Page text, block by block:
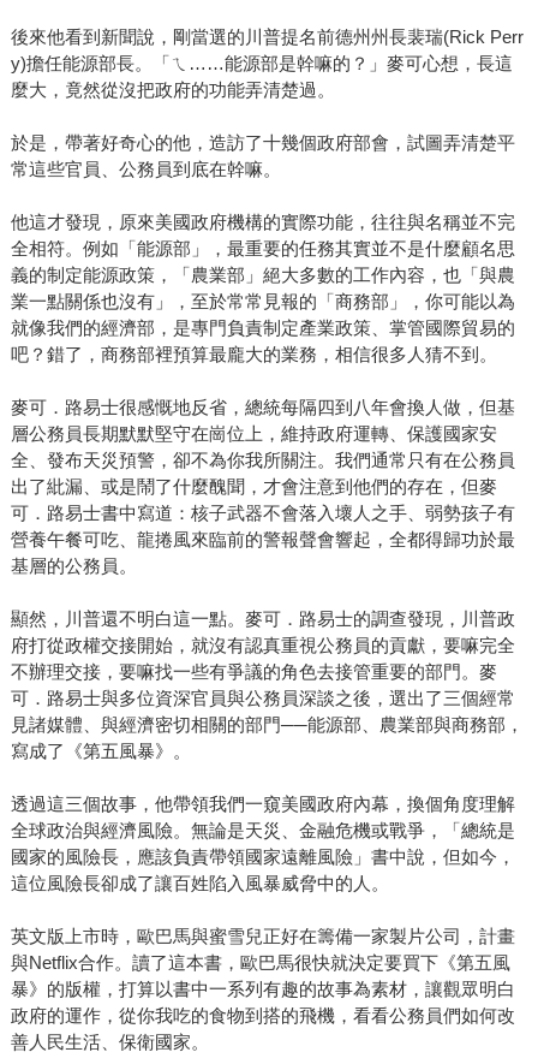
後來他看到新聞說，剛當選的川普提名前德州州長裴瑞(Rick Perr
y)擔任能源部長。「ㄟ……能源部是幹嘛的？」麥可心想，長這
麼大，竟然從沒把政府的功能弄清楚過。
於是，帶著好奇心的他，造訪了十幾個政府部會，試圖弄清楚平
常這些官員、公務員到底在幹嘛。
他這才發現，原來美國政府機構的實際功能，往往與名稱並不完
全相符。例如「能源部」，最重要的任務其實並不是什麼顧名思
義的制定能源政策，「農業部」絕大多數的工作內容，也「與農
業一點關係也沒有」，至於常常見報的「商務部」，你可能以為
就像我們的經濟部，是專門負責制定產業政策、掌管國際貿易的
吧？錯了，商務部裡預算最龐大的業務，相信很多人猜不到。
麥可．路易士很感慨地反省，總統每隔四到八年會換人做，但基
層公務員長期默默堅守在崗位上，維持政府運轉、保護國家安
全、發布天災預警，卻不為你我所關注。我們通常只有在公務員
出了紕漏、或是鬧了什麼醜聞，才會注意到他們的存在，但麥
可．路易士書中寫道：核子武器不會落入壞人之手、弱勢孩子有
營養午餐可吃、龍捲風來臨前的警報聲會響起，全都得歸功於最
基層的公務員。
顯然，川普還不明白這一點。麥可．路易士的調查發現，川普政
府打從政權交接開始，就沒有認真重視公務員的貢獻，要嘛完全
不辦理交接，要嘛找一些有爭議的角色去接管重要的部門。麥
可．路易士與多位資深官員與公務員深談之後，選出了三個經常
見諸媒體、與經濟密切相關的部門──能源部、農業部與商務部，
寫成了《第五風暴》。
透過這三個故事，他帶領我們一窺美國政府內幕，換個角度理解
全球政治與經濟風險。無論是天災、金融危機或戰爭，「總統是
國家的風險長，應該負責帶領國家遠離風險」書中說，但如今，
這位風險長卻成了讓百姓陷入風暴威脅中的人。
英文版上市時，歐巴馬與蜜雪兒正好在籌備一家製片公司，計畫
與Netflix合作。讀了這本書，歐巴馬很快就決定要買下《第五風
暴》的版權，打算以書中一系列有趣的故事為素材，讓觀眾明白
政府的運作，從你我吃的食物到搭的飛機，看看公務員們如何改
善人民生活、保衛國家。